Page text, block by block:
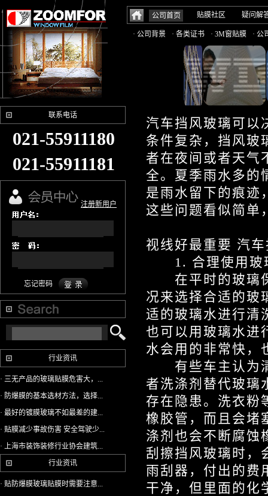
公司首页 贴膜社区 疑问解
· 公司背景 · 各类证书 · 3M窗贴膜 · 公
联系电话
021-55911180
021-55911181
注册新用户
忘记密码
行业资讯
· 三无产品的玻璃贴膜危害大，...
· 防爆膜的基本选材方法，选择...
· 最好的镀膜玻璃不如最差的建...
· 贴膜减少事故伤害 安全驾驶少...
· 上海市装饰装修行业协会建筑...
行业资讯
· 贴防爆膜玻璃贴膜时需要注意...
汽车挡风玻璃可以
条件复杂，挡风玻
者在夜间或者天气
全。夏季雨水多的
是雨水留下的痕迹
这些问题看似简单
视线好最重要 汽
1. 合理使用玻
在平时的玻璃保
况来选择合适的玻
适的玻璃水进行清
也可以用玻璃水进
水会用的非常快，
有些车主认为清
者洗涤剂替代玻璃
存在隐患。洗衣粉
橡胶管，而且会堵
涤剂也会不断腐蚀
刮擦挡风玻璃时，
雨刮器，付出的费
干净，但里面的化